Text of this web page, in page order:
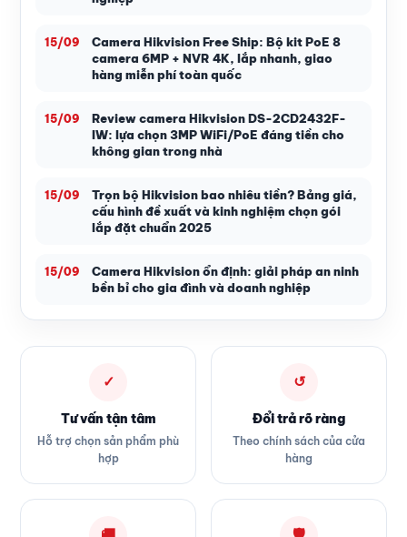
15/09
Camera Hikvision Free Ship: Bộ kit PoE 8
camera 6MP + NVR 4K, lắp nhanh, giao
hàng miễn phí toàn quốc
15/09
Review camera Hikvision DS-2CD2432F-
IW: lựa chọn 3MP WiFi/PoE đáng tiền cho
không gian trong nhà
15/09
Trọn bộ Hikvision bao nhiêu tiền? Bảng giá,
cấu hình đề xuất và kinh nghiệm chọn gói
lắp đặt chuẩn 2025
15/09
Camera Hikvision ổn định: giải pháp an ninh
bền bỉ cho gia đình và doanh nghiệp
✓
Tư vấn tận tâm
Hỗ trợ chọn sản phẩm phù
hợp
↺
Đổi trả rõ ràng
Theo chính sách của cửa
hàng